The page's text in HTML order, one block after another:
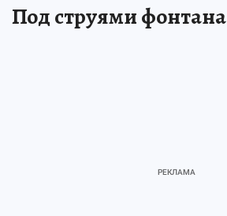
Под струями фонтана